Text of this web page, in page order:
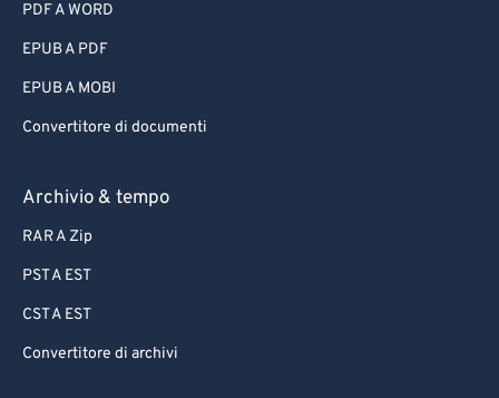
PDF A WORD
EPUB A PDF
EPUB A MOBI
Convertitore di documenti
Archivio & tempo
RAR A Zip
PST A EST
CST A EST
Convertitore di archivi